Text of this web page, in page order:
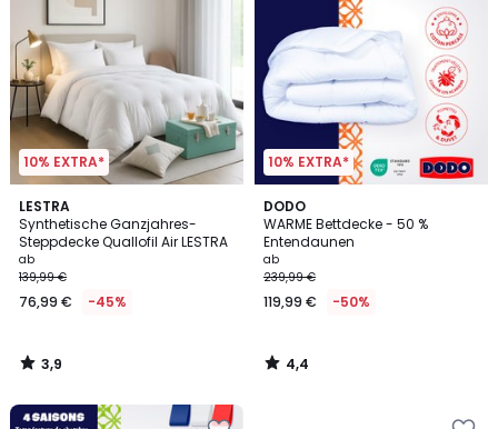
10% EXTRA*
LESTRA
Synthetische Ganzjahres-
Steppdecke Quallofil Air LESTRA
ab
139,99 €
76,99 € -45%
3,9
/ 5
3,9
/
10% EXTRA*
DODO
WARME Bettdecke - 50 %
Entendaunen
ab
239,99 €
119,99 € -50%
4,4
/ 5
4,4
/